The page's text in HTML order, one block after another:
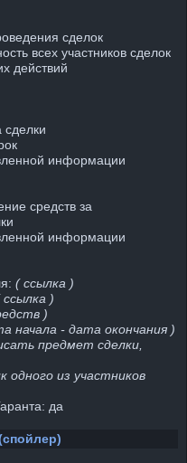
сделок
всех участников сделок
действий
сделки
информации
средств за
информации
( ссылка )
ссылка )
)
начала - дата окончания )
предмет сделки,
одного из участников
да